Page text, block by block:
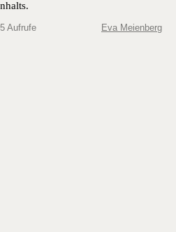
Aufrufe Eva Meienberg